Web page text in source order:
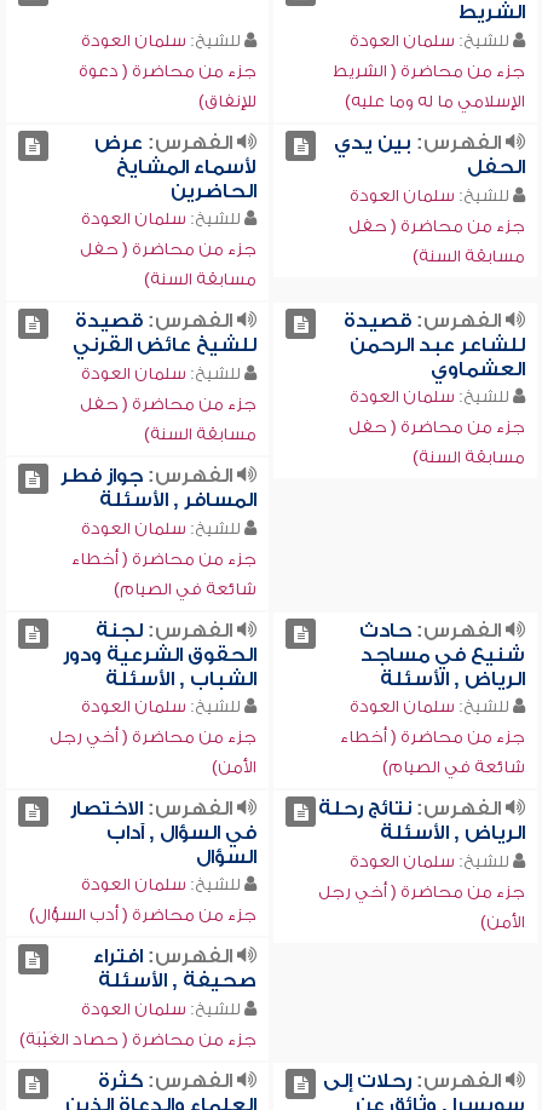
الشريط
للشيخ: سلمان العودة
جزء من محاضرة ( الشريط
الإسلامي ما له وما عليه)
للشيخ: سلمان العودة
جزء من محاضرة ( دعوة
للإنفاق)
الفهرس: بين يدي
الحفل
للشيخ: سلمان العودة
جزء من محاضرة ( حفل
مسابقة السنة)
الفهرس: عرض
لأسماء المشايخ
الحاضرين
للشيخ: سلمان العودة
جزء من محاضرة ( حفل
مسابقة السنة)
الفهرس:قصيدة
للشاعر عبد الرحمن
العشماوي
للشيخ: سلمان العودة
جزء من محاضرة ( حفل
مسابقة السنة)
الفهرس:قصيدة
للشيخ عائض القرني
للشيخ: سلمان العودة
جزء من محاضرة ( حفل
مسابقة السنة)
الفهرس:جواز فطر
المسافر , الأسئلة
للشيخ: سلمان العودة
جزء من محاضرة ( أخطاء
شائعة في الصيام)
الفهرس:حادث
شنيع في مساجد
الرياض , الأسئلة
للشيخ: سلمان العودة
جزء من محاضرة ( أخطاء
شائعة في الصيام)
الفهرس:لجنة
الحقوق الشرعية ودور
الشباب , الأسئلة
للشيخ: سلمان العودة
جزء من محاضرة ( أخي رجل
الأمن)
الفهرس:نتائج رحلة
الرياض , الأسئلة
للشيخ: سلمان العودة
جزء من محاضرة ( أخي رجل
الأمن)
الفهرس:الاختصار
في السؤال , آداب
السؤال
للشيخ: سلمان العودة
جزء من محاضرة ( أدب السؤال)
الفهرس:افتراء
صحيفة , الأسئلة
للشيخ: سلمان العودة
جزء من محاضرة ( حصاد الغَيْبَة)
الفهرس:رحلات إلى
سويسرا , وثائق عن
الفهرس:كثرة
العلماء والدعاة الذين